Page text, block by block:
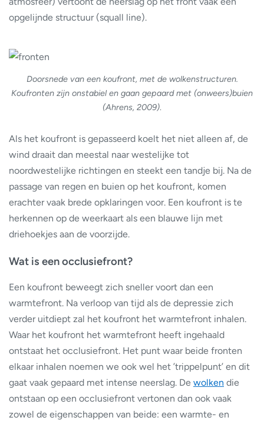
opgelijnde structuur (squall line).
Doorsnede van een koufront, met de wolkenstructuren.
Koufronten zijn onstabiel en gaan gepaard met (onweers)buien
(Ahrens, 2009).
Als het koufront is gepasseerd koelt het niet alleen af, de
wind draait dan meestal naar westelijke tot
noordwestelijke richtingen en steekt een tandje bij. Na de
passage van regen en buien op het koufront, komen
erachter vaak brede opklaringen voor. Een koufront is te
herkennen op de weerkaart als een blauwe lijn met
driehoekjes aan de voorzijde.
Wat is een occlusiefront?
Een koufront beweegt zich sneller voort dan een
warmtefront. Na verloop van tijd als de depressie zich
verder uitdiept zal het koufront het warmtefront inhalen.
Waar het koufront het warmtefront heeft ingehaald
ontstaat het occlusiefront. Het punt waar beide fronten
elkaar inhalen noemen we ook wel het ’trippelpunt’ en dit
gaat vaak gepaard met intense neerslag. De wolken die
ontstaan op een occlusiefront vertonen dan ook vaak
zowel de eigenschappen van beide: een warmte- en